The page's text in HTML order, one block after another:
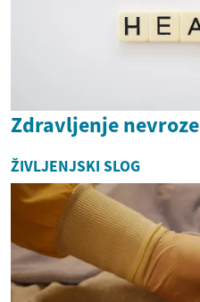
Zdravljenje nevroze
ŽIVLJENJSKI SLOG